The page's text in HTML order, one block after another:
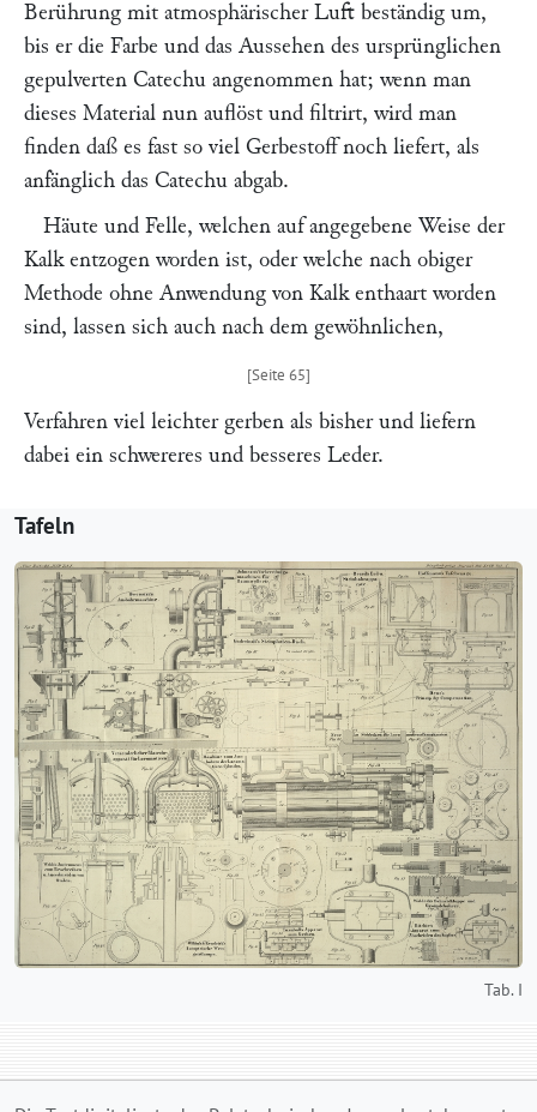
Berührung mit atmosphärischer Luft beständig um,
bis er die Farbe und das Aussehen des ursprünglichen
gepulverten Catechu angenommen hat; wenn man
dieses Material nun auflöst und filtrirt, wird man
finden daß es fast so viel Gerbestoff noch liefert, als
anfänglich das Catechu abgab.
Häute und Felle, welchen auf angegebene Weise der
Kalk entzogen worden ist, oder welche nach obiger
Methode ohne Anwendung von Kalk enthaart worden
sind, lassen sich auch nach dem gewöhnlichen,
Verfahren viel leichter gerben als bisher und liefern
dabei ein schwereres und besseres Leder.
Tafeln
Tab. I